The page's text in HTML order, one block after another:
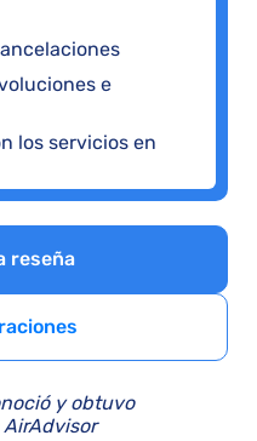
e
los servicios en
reseña
y obtuvo